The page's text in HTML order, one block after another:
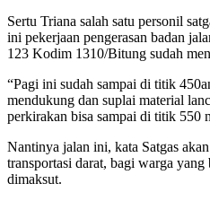
Sertu Triana salah satu personil
ini pekerjaan pengerasan badan
123 Kodim 1310/Bitung sudah
“Pagi ini sudah sampai di titik
mendukung dan suplai material
perkirakan bisa sampai di titik 550
Nantinya jalan ini, kata Satgas
transportasi darat, bagi warga
dimaksut.